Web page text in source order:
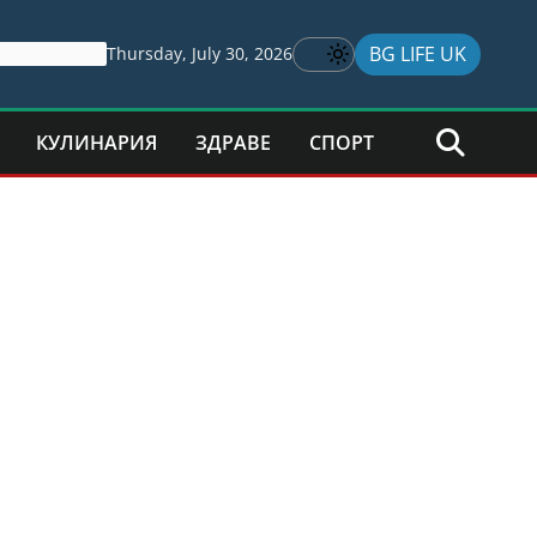
Thursday, July 30, 2026 BG LIFE UK
КУЛИНАРИЯ ЗДРАВЕ СПОРТ